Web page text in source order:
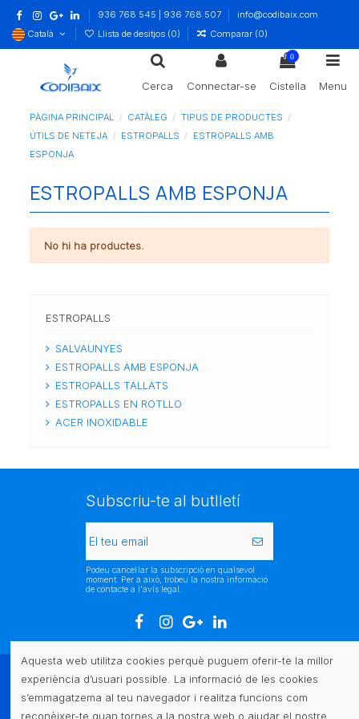
936 768 545 | 936 768 507
info@codibaix.com
Català
Llista de desitjos (0) Comparar (0)
Cerca Connectar-se
0
Cistella Menu
PÀGINA PRINCIPAL CATÀLEG
TIPUS DE PRODUCTES
ÚTILS DE NETEJA
ESTROPALLS
ESTROPALLS AMB
ESPONJA
ESTROPALLS AMB ESPONJA
No hi ha productes.
ESTROPALLS
SALVAUNYES
ESTROPALLS AMB ESPONJA
ESTROPALLS TALLATS
ESTROPALLS EN ROTLLO
ACER INOXIDABLE
Subscriu-te al butlletí
Podeu cancel·lar la subscripció en qualsevol
moment. Per a això, trobeu la nostra informació
de contacte a l'avís legal.
Atenció al client
Aquesta web utilitza cookies perquè puguem oferir-te la millor
experiència d’usuari possible. La informació de les cookies
s’emmagatzema al teu navegador i realitza funcions com
reconèixer-te quan tornes a la nostra web o ajudar el nostre